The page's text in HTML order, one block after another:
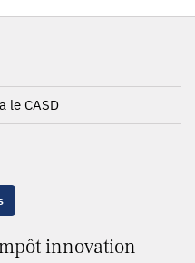
le CASD
innovation